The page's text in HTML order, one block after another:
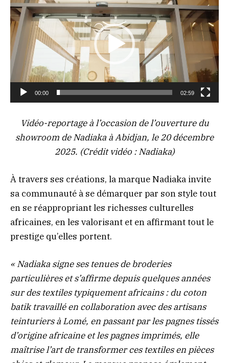
vidéo
00:00 02:59
Vidéo-reportage à l’occasion de l’ouverture du
showroom de Nadiaka à Abidjan, le 20 décembre
2025. (Crédit vidéo : Nadiaka)
À travers ses créations, la marque Nadiaka invite
sa communauté à se démarquer par son style tout
en se réappropriant les richesses culturelles
africaines, en les valorisant et en affirmant tout le
prestige qu’elles portent.
« Nadiaka signe ses tenues de broderies
particulières et s’affirme depuis quelques années
sur des textiles typiquement africains : du coton
batik travaillé en collaboration avec des artisans
teinturiers à Lomé, en passant par les pagnes tissés
d’origine africaine et les pagnes imprimés, elle
maîtrise l’art de transformer ces textiles en pièces